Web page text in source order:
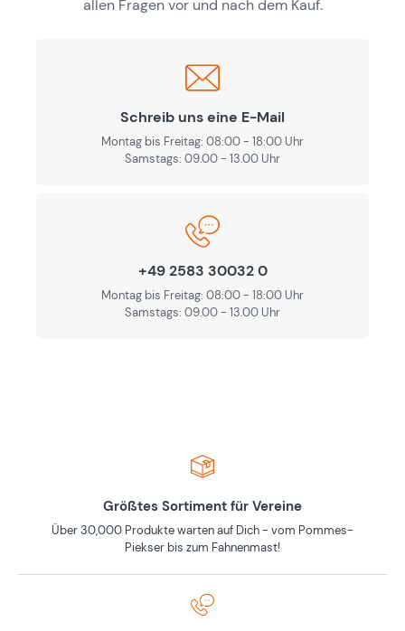
allen Fragen vor und nach dem Kauf.
Schreib uns eine E-Mail
Montag bis Freitag: 08:00 - 18:00 Uhr
Samstags: 09.00 - 13.00 Uhr
+49 2583 30032 0
Montag bis Freitag: 08:00 - 18:00 Uhr
Samstags: 09.00 - 13.00 Uhr
Größtes Sortiment für Vereine
Über 30,000 Produkte warten auf Dich - vom Pommes-
Piekser bis zum Fahnenmast!